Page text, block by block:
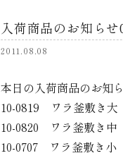
入荷商品のお知らせ
2011.08.08
本日の入荷商品のお知
10-0819 ワラ釜敷き
10-0820 ワラ釜敷き
10-0707 ワラ釜敷き